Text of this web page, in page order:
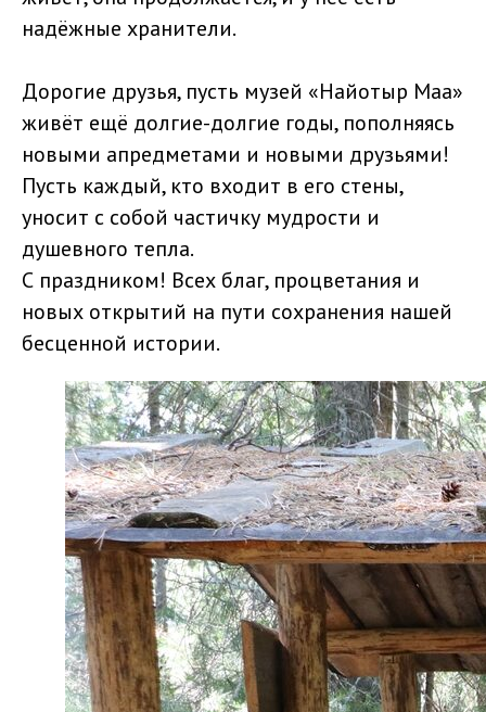
надёжные хранители.
Дорогие друзья, пусть музей «Найотыр Маа»
живёт ещё долгие-долгие годы, пополняясь
новыми апредметами и новыми друзьями!
Пусть каждый, кто входит в его стены,
уносит с собой частичку мудрости и
душевного тепла.
С праздником! Всех благ, процветания и
новых открытий на пути сохранения нашей
бесценной истории.